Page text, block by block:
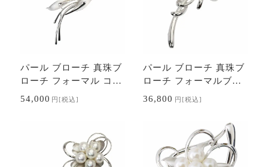
パール ブローチ 真珠ブ
ローチ フォーマル コサ
ージュ 本真珠 あこや ア
54,000 円[税込]
パール ブローチ 真珠ブ
ローチ フォーマルブロ
ーチ 本真珠 あこや アコ
36,800 円[税込]